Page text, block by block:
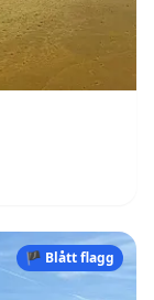
🏴 Blått flagg